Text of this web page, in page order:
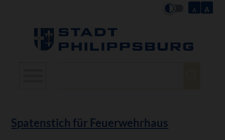
Spatenstich für Feuerwehrhaus